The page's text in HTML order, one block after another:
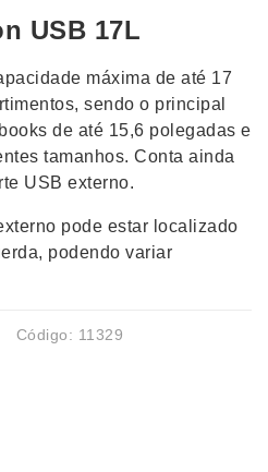
USB 17L
máxima de até 17
sendo o principal
de até 15,6 polegadas e
tamanhos. Conta ainda
USB externo.
pode estar localizado
podendo variar
Código: 11329